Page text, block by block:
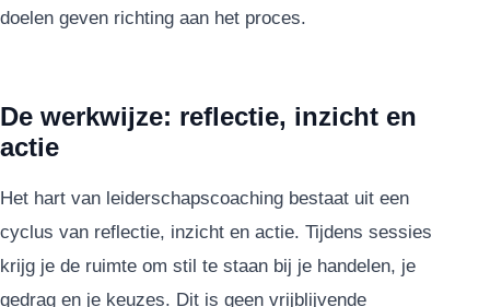
doelen geven richting aan het proces.
De werkwijze: reflectie, inzicht en
actie
Het hart van leiderschapscoaching bestaat uit een
cyclus van reflectie, inzicht en actie. Tijdens sessies
krijg je de ruimte om stil te staan bij je handelen, je
gedrag en je keuzes. Dit is geen vrijblijvende